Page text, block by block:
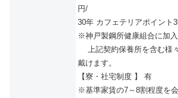
円/
30年 カフェテリアポイント
※神戸製鋼所健康組合に加入
上記契約保養所を含む様
戴けます。
【寮・社宅制度 】 有
※基準家賃の7～8割程度を